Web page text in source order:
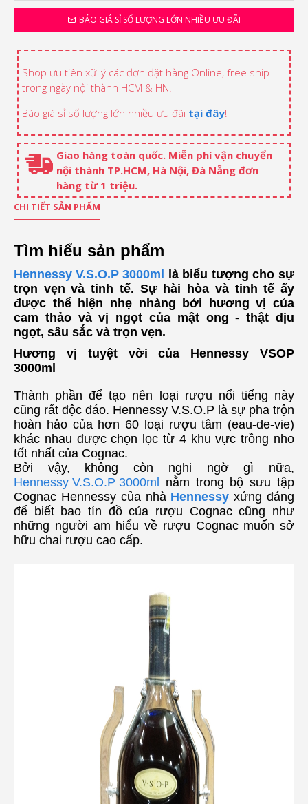
BÁO GIÁ SỈ SỐ LƯỢNG LỚN NHIỀU ƯU ĐÃI
Shop ưu tiên xữ lý các đơn đặt hàng Online, free ship
trong ngày nội thành HCM & HN!
Báo giá sỉ số lượng lớn nhiều ưu đãi tại đây!
Giao hàng toàn quốc. Miễn phí vận chuyển
nội thành TP.HCM, Hà Nội, Đà Nẵng đơn
hàng từ 1 triệu.
CHI TIẾT SẢN PHẨM
Tìm hiểu sản phẩm
Hennessy V.S.O.P 3000ml
là biểu tượng cho sự
trọn vẹn và tinh tế. Sự hài hòa và tinh tế ấy
được thể hiện nhẹ nhàng bởi hương vị của
cam thảo và vị ngọt của mật ong - thật dịu
ngọt, sâu sắc và trọn vẹn.
Hương vị tuyệt vời của Hennessy VSOP
3000ml
Thành phần để tạo nên loại rượu nổi tiếng này
cũng rất độc đáo. Hennessy V.S.O.P là sự pha trộn
hoàn hảo của hơn 60 loại rượu tâm (eau-de-vie)
khác nhau được chọn lọc từ 4 khu vực trồng nho
tốt nhất của Cognac.
Bởi vậy, không còn nghi ngờ gì nữa,
Hennessy V.S.O.P 3000ml
nằm trong bộ sưu tập
Cognac Hennessy của nhà Hennessy xứng đáng
để biết bao tín đồ của rượu Cognac cũng như
những người am hiểu về rượu Cognac muốn sở
hữu chai rượu cao cấp.